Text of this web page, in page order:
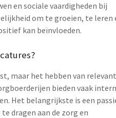
en sociale vaardigheden bij
om te groeien, te leren
kan beïnvloeden.
maar het hebben van
bieden vaak
Het belangrijkste is een
dragen aan de zorg en